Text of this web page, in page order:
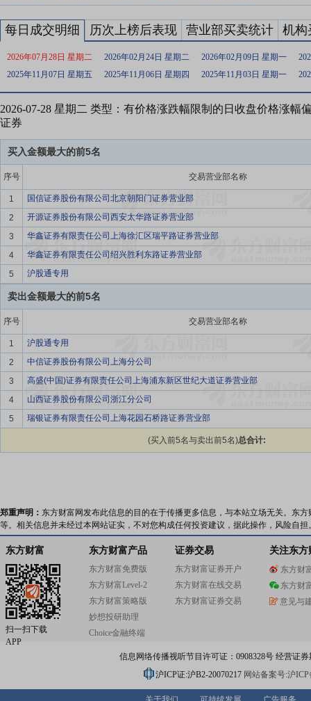
每日成交明细 历次上榜后表现 营业部买卖统计 机构
2026年07月28日 星期二 2026年02月24日 星期二 2026年02月09日 星期一
2025年11月07日 星期五
2025年11月06日 星期四 2025年11月03日 星期一
2026-07-28 星期二 类型：有价格涨跌幅限制的日收盘价格涨幅
证券
买入金额最大的前5名
序号 交易营业部名称
1
国信证券股份有限公司北京朝阳门证券营业部
2
开源证券股份有限公司西安太华路证券营业部
3
华鑫证券有限责任公司上海徐汇区瑞平路证券营业部
4
华鑫证券有限责任公司绍兴胜利东路证券营业部
5
沪股通专用
卖出金额最大的前5名
序号 交易营业部名称
1
沪股通专用
2
中信证券股份有限公司上海分公司
3
高盛(中国)证券有限责任公司上海浦东新区世纪大道证券营业部
4
山西证券股份有限公司浙江分公司
5
瑞银证券有限责任公司上海花园石桥路证券营业部
(买入前5名与卖出前5名)总合计:
郑重声明： 东方财富网发布此信息的目的在于传播更多信息，与本站立场无关。东
等。相关信息并未经过本网站证实，不对您构成任何投资建议，据此操作，风险自担